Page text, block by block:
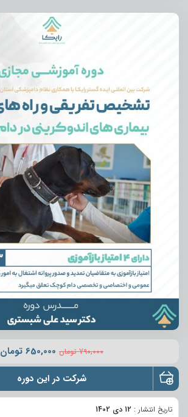
790,000 تومان 650,000 تومان
شرکت در این دوره
تاریخ انتشار : 12 دی 1402